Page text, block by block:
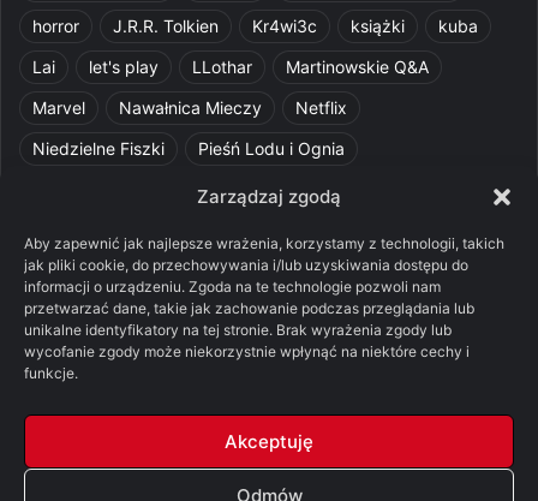
Zarządzaj zgodą
Aby zapewnić jak najlepsze wrażenia, korzystamy z technologii, takich
jak pliki cookie, do przechowywania i/lub uzyskiwania dostępu do
informacji o urządzeniu. Zgoda na te technologie pozwoli nam
przetwarzać dane, takie jak zachowanie podczas przeglądania lub
unikalne identyfikatory na tej stronie. Brak wyrażenia zgody lub
wycofanie zgody może niekorzystnie wpłynąć na niektóre cechy i
funkcje.
Akceptuję
Odmów
horror
J.R.R. Tolkien Kr4wi3c książki
kuba
Lai
let's play LLothar
Martinowskie Q&A
Marvel
Nawałnica Mieczy
Netflix
Niedzielne Fiszki
Pieśń Lodu i Ognia
Pquelim
Pytania do maesterów
recenzja książki
Ród Smoka Silmarillion
SithFrog
Starcie Królów
Star Wars
Szalone Teorie
Tolkienowskie Q&A
Voo
Wieści z Cytadeli